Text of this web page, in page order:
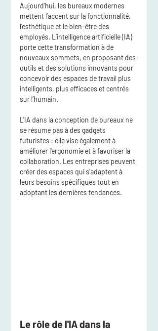
Aujourd’hui, les bureaux modernes
mettent l’accent sur la fonctionnalité,
l’esthétique et le bien-être des
employés. L’intelligence artificielle (IA)
porte cette transformation à de
nouveaux sommets, en proposant des
outils et des solutions innovants pour
concevoir des espaces de travail plus
intelligents, plus efficaces et centrés
sur l’humain.
L'IA dans la conception de bureaux ne
se résume pas à des gadgets
futuristes : elle vise également à
améliorer l'ergonomie et à favoriser la
collaboration. Les entreprises peuvent
créer des espaces qui s'adaptent à
leurs besoins spécifiques tout en
adoptant les dernières tendances.
Le rôle de l'IA dans la